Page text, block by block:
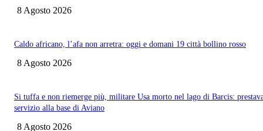
8 Agosto 2026
Caldo africano, l’afa non arretra: oggi e domani 19 città bollino rosso
8 Agosto 2026
Si tuffa e non riemerge più, militare Usa morto nel lago di Barcis:
servizio alla base di Aviano
8 Agosto 2026